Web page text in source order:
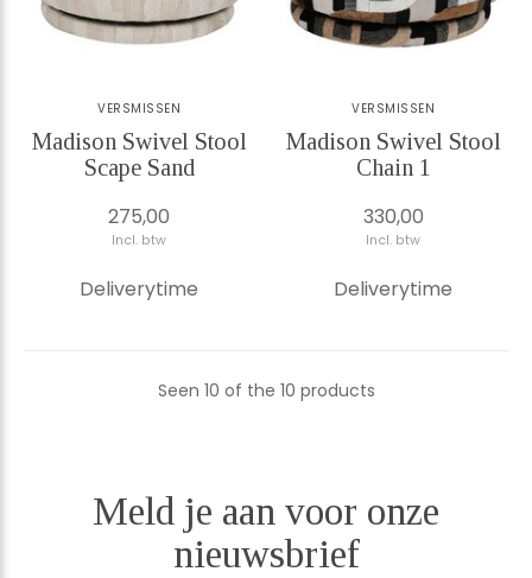
VERSMISSEN
Madison Swivel Stool
Scape Sand
275,00
Incl. btw
Deliverytime
VERSMISSEN
Madison Swivel Stool
Chain 1
330,00
Incl. btw
Deliverytime
Seen 10 of the 10 products
Meld je aan voor onze
nieuwsbrief